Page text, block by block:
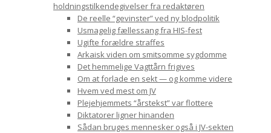
holdningstilkendegivelser fra redaktøren
De reelle “gevinster” ved ny blodpolitik
Usmagelig fællessang fra HIS-fest
Ugifte forældre straffes
Arkaisk viden om smitsomme sygdomme
Det hemmelige Vagttårn frigives
Om at forlade en sekt — og komme videre
Hvem ved mest om JV
Plejehjemmets “årstekst” var flottere
Diktatorer ligner hinanden
Sådan bruges mennesker også i JV-sekten